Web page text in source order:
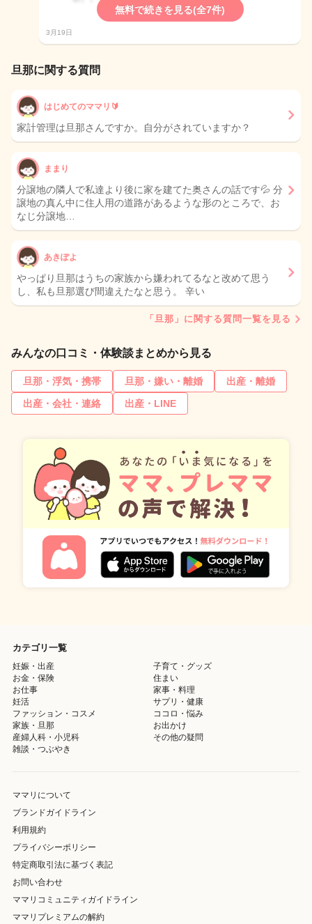
無料で続きを見る(全7件)
3月19日
旦那に関する質問
はじめてのママリ🔰
家計管理は旦那さんですか。自分がされていますか？
ままり
分譲地の隣人で私達より後に家を建てた奥さんの話です💦 分
譲地の真ん中に住人用の道路があるような形のところで、お
なじ分譲地…
あきぽよ
やっぱり旦那はうちの家族から嫌われてるなと改めて思う
し、私も旦那選び間違えたなと思う。 辛い
「旦那」に関する質問一覧を見る
みんなの口コミ・体験談まとめから見る
旦那・浮気・携帯 旦那・嫌い・離婚
出産・離婚
出産・会社・連絡
出産・LINE
カテゴリ一覧
妊娠・出産
子育て・グッズ
お金・保険
住まい
お仕事
家事・料理
妊活
サプリ・健康
ファッション・コスメ
ココロ・悩み
家族・旦那
お出かけ
産婦人科・小児科
その他の疑問
雑談・つぶやき
ママリについて
ブランドガイドライン
利用規約
プライバシーポリシー
特定商取引法に基づく表記
お問い合わせ
ママリコミュニティガイドライン
ママリプレミアムの解約